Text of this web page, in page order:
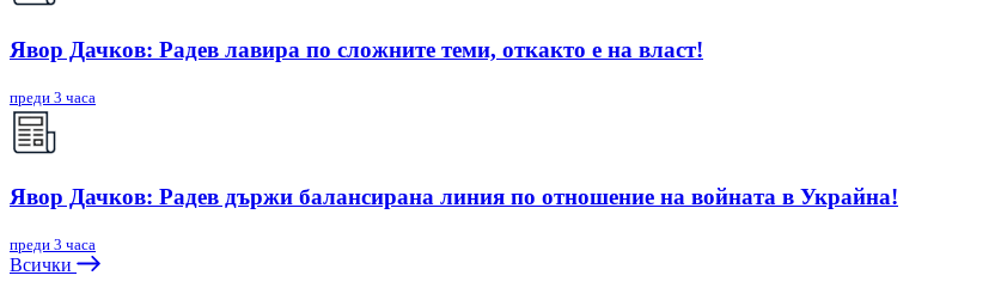
Явор Дачков: Радев лавира по сложните теми, откакто е на власт!
преди 3 часа
Явор Дачков: Радев държи балансирана линия по отношение на войната в Украйна!
преди 3 часа
Всички